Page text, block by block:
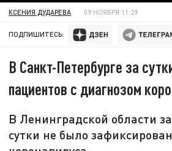
КСЕНИЯ ДУДАРЕВА 09 НОЯБРЯ 11:29
ПОДПИШИТЕСЬ:
В Санкт-Петербурге за
пациентов с диагнозом
В Ленинградской области
сутки не было